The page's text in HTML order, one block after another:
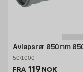
Avløpsrør Ø50mm
50/1000
FRA Pris 119 NOK /
119 NOK